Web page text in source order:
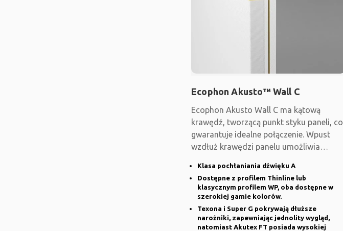
Ecophon Akusto™ Wall C
Ecophon Akusto Wall C ma kątową
krawędź, tworzącą punkt styku paneli, co
gwarantuje idealne połączenie. Wpust
wzdłuż krawędzi panelu umożliwia
Klasa pochłaniania dźwięku A
Dostępne z profilem Thinline lub
klasycznym profilem WP, oba dostępne w
szerokiej gamie kolorów.
Texona i Super G pokrywają dłuższe
narożniki, zapewniając jednolity wygląd,
natomiast Akutex FT posiada wysokiej